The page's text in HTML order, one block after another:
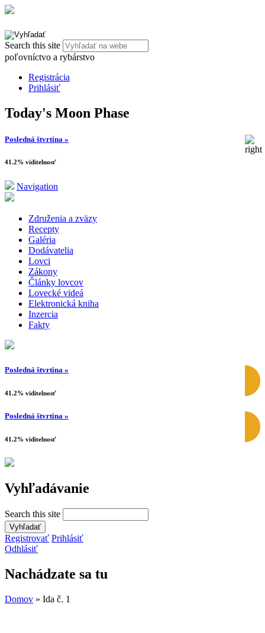
Search this site
poľovníctvo a rybárstvo
Registrácia
Prihlásiť
Today's Moon Phase
Posledná štvrtina »
41.2% viditelnosť
Navigation
Združenia a zväzy
Recepty
Galéria
Dodávatelia
Lovci
Zákony
Články lovcov
Lovecké videá
Elektronická kniha
Inzercia
Fakty
Posledná štvrtina »
41.2% viditelnosť
Posledná štvrtina »
41.2% viditelnosť
Vyhľadávanie
Search this site
Registrovať Prihlásiť
Odhlásiť
Nachádzate sa tu
Domov » Ida č. 1